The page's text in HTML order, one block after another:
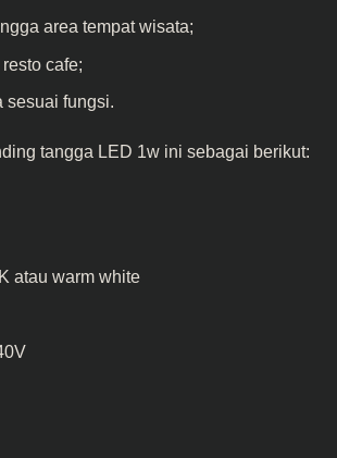
area tempat wisata;
cafe;
sesuai fungsi.
tangga LED 1w ini sebagai berikut:
atau warm white